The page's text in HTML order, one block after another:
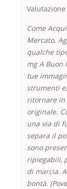
Valutazione
Come
Mercato.
qualche
mg A Buon
tue
strumenti
ritornare in
originale.
una via di
separa il
sono
ripiegabili,
di marcia.
bontà.